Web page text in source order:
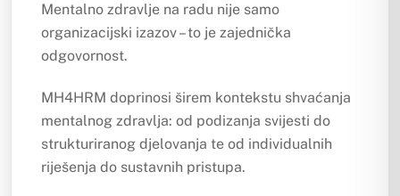
Mentalno zdravlje na radu nije samo
organizacijski izazov – to je zajednička
odgovornost.
MH4HRM doprinosi širem kontekstu shvaćanja
mentalnog zdravlja: od podizanja svijesti do
strukturiranog djelovanja te od individualnih
riješenja do sustavnih pristupa.